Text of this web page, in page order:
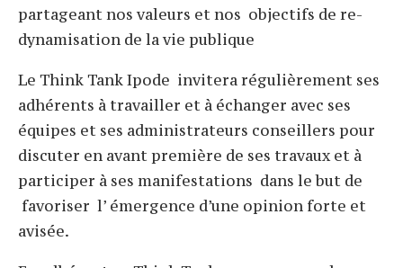
partageant nos valeurs et nos objectifs de re-
dynamisation de la vie publique
Le Think Tank Ipode invitera régulièrement ses
adhérents à travailler et à échanger avec ses
équipes et ses administrateurs conseillers pour
discuter en avant première de ses travaux et à
participer à ses manifestations dans le but de
favoriser l’ émergence d’une opinion forte et
avisée.